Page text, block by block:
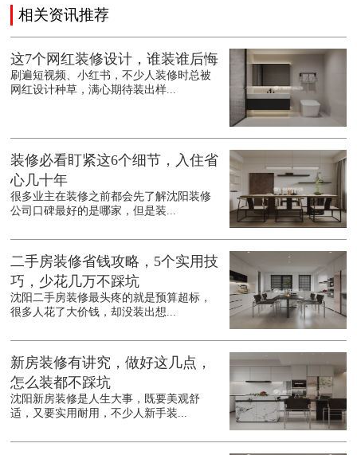
相关资讯推荐
这7个网红装修设计，谁装谁后悔
刷遍短视频、小红书，不少人装修时总被
网红设计种草，满心期待装出样...
装修必看盯紧这6个细节，入住省
心几十年
很多业主在装修之前都会先了解沈阳装修
公司口碑最好的是哪家，但是装...
二手房装修省钱攻略，5个实用技
巧，少花几万不踩坑
沈阳二手房装修最头疼的就是预算超标，
很多人花了大价钱，却没装出想...
新房装修有讲究，做好这几点，
怎么装都不踩坑
沈阳新房装修是人生大事，既要美观舒
适，又要实用耐用，不少人新手装...